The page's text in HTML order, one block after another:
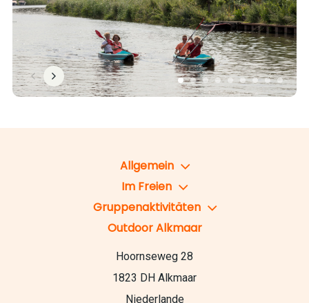
Allgemein
Im Freien
Gruppenaktivitäten
Outdoor Alkmaar
Hoornseweg 28
1823 DH Alkmaar
Niederlande